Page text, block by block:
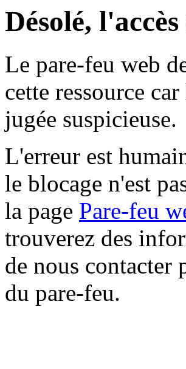
Désolé,
Le pare-feu web
cette ressource
jugée suspicieuse.
L'erreur est
le blocage n'est
la page Pare-feu
trouverez des
de nous contacter
du pare-feu.